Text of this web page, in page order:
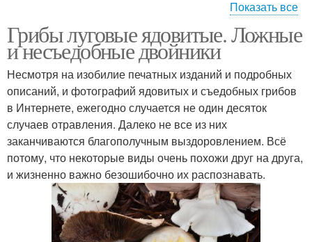
Грибы в сибири
Показать все
Грибы луговые ядовитые. Ложные
и несъедобные двойники
Несмотря на изобилие печатных изданий и подробных
описаний, и фотографий ядовитых и съедобных грибов
в Интернете, ежегодно случается не один десяток
случаев отравления. Далеко не все из них
заканчиваются благополучным выздоровлением. Всё
потому, что некоторые виды очень похожи друг на друга,
и жизненно важно безошибочно их распознавать.